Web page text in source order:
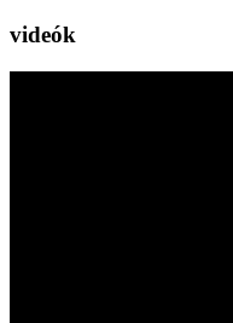
videók